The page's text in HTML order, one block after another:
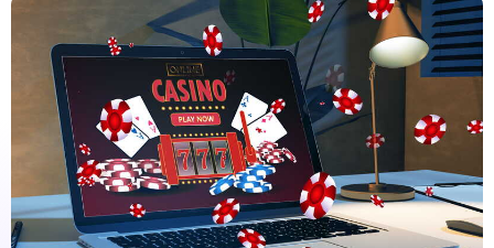
בונוסים בקזינו אונליין
קזינו קריפטו
טורנירי קזינו
הימורי ספורט